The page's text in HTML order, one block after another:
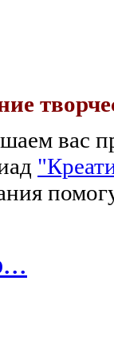
вас